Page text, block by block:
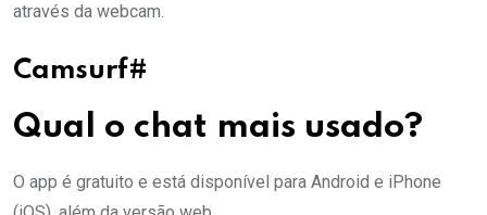
através da webcam.
Camsurf#
Qual o chat mais usado?
O app é gratuito e está disponível para Android e iPhone